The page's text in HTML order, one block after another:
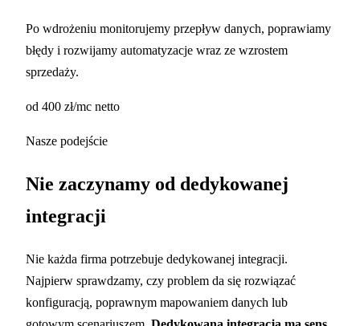
Po wdrożeniu monitorujemy przepływ danych, poprawiamy
błędy i rozwijamy automatyzacje wraz ze wzrostem
sprzedaży.
od 400 zł/mc netto
Nasze podejście
Nie zaczynamy od dedykowanej
integracji
Nie każda firma potrzebuje dedykowanej integracji.
Najpierw sprawdzamy, czy problem da się rozwiązać
konfiguracją, poprawnym mapowaniem danych lub